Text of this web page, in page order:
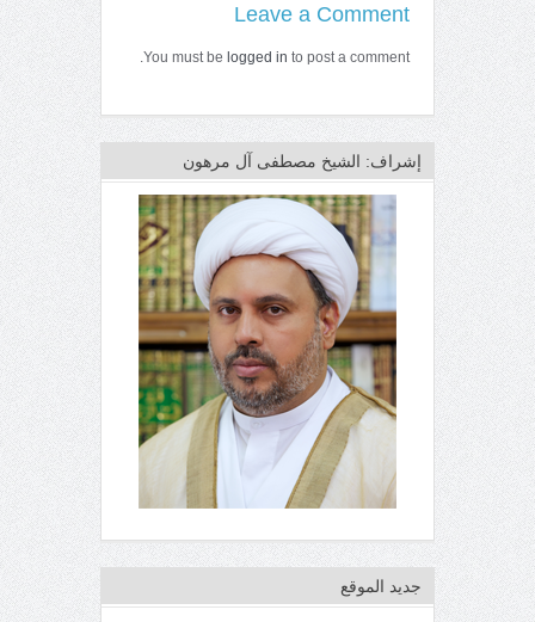
Leave a Comment
You must be logged in to post a comment.
إشراف: الشيخ مصطفى آل مرهون
جديد الموقع